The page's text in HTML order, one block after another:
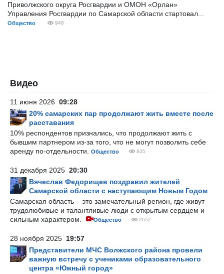
Приволжского округа Росгвардии и ОМОН «Орлан»
Управления Росгвардии по Самарской области стартовал...
Общество 946
Видео
11 июня 2026 09:28
20% самарских пар продолжают жить вместе после
расставания
10% респондентов признались, что продолжают жить с
бывшим партнером из-за того, что не могут позволить себе
аренду по-отдельности.
Общество 835
31 декабря 2025 20:30
Вячеслав Федорищев поздравил жителей
Самарской области с наступающим Новым Годом
Самарская область – это замечательный регион, где живут
трудолюбивые и талантливые люди с открытым сердцем и
сильным характером.
Общество 2652
28 ноября 2025 19:57
Представители МЧС Волжского района провели
важную встречу с учениками образовательного
центра «Южный город»